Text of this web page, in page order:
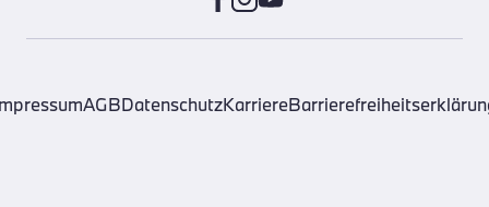
AGBDatenschutzKarriere